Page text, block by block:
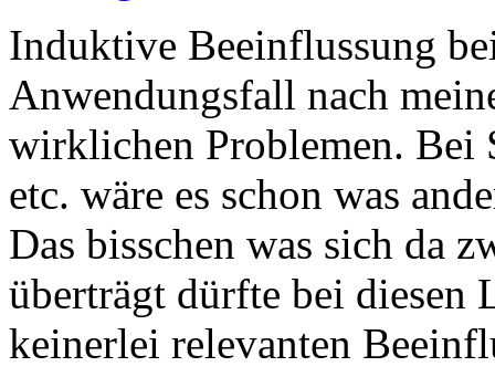
Induktive Beeinflussung
Anwendungsfall nach
wirklichen Problemen. Bei
etc. wäre es schon was
Das bisschen was sich da
überträgt dürfte bei diesen
keinerlei relevanten